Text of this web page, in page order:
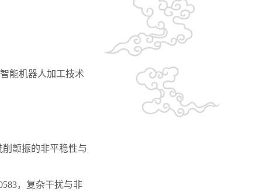
能机器人加工技术
颤振的非平稳性与
，复杂干扰与非